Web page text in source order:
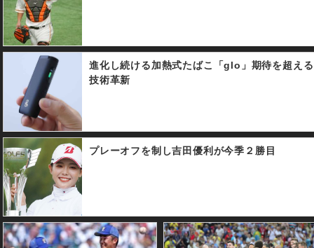
進化し続ける加熱式たばこ「glo」期待を超える
技術革新
プレーオフを制し吉田優利が今季２勝目